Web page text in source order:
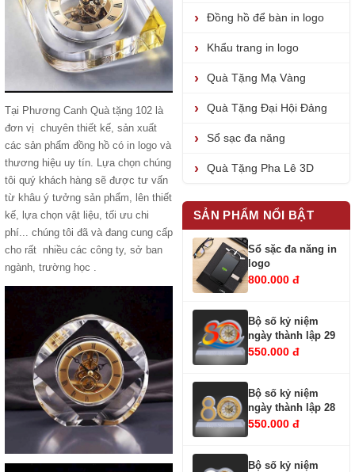
Tại Phương Canh Quà tặng 102 là
đơn vị chuyên thiết kế, sản xuất
các sản phẩm đồng hồ có in logo và
thương hiệu uy tín. Lựa chọn chúng
tôi quý khách hàng sẽ được tư vấn
từ khâu ý tưởng sản phẩm, lên thiết
kế, lựa chọn vật liệu, tối ưu chi
phí... chúng tôi đã và đang cung cấp
cho rất nhiều các công ty, sở ban
ngành, trường học .
Đồng hồ để bàn in logo
Khẩu trang in logo
Quà Tặng Mạ Vàng
Quà Tặng Đại Hội Đảng
Sổ sạc đa năng
Quà Tặng Pha Lê 3D
SẢN PHẨM NỔI BẬT
Sổ sặc đa năng in
logo
800.000 đ
Bộ số kỷ niệm
ngày thành lập 29
550.000 đ
Bộ số kỷ niệm
ngày thành lập 28
550.000 đ
Bộ số kỷ niệm